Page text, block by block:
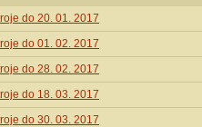
do 20. 01. 2017
do 01. 02. 2017
do 28. 02. 2017
do 18. 03. 2017
do 30. 03. 2017